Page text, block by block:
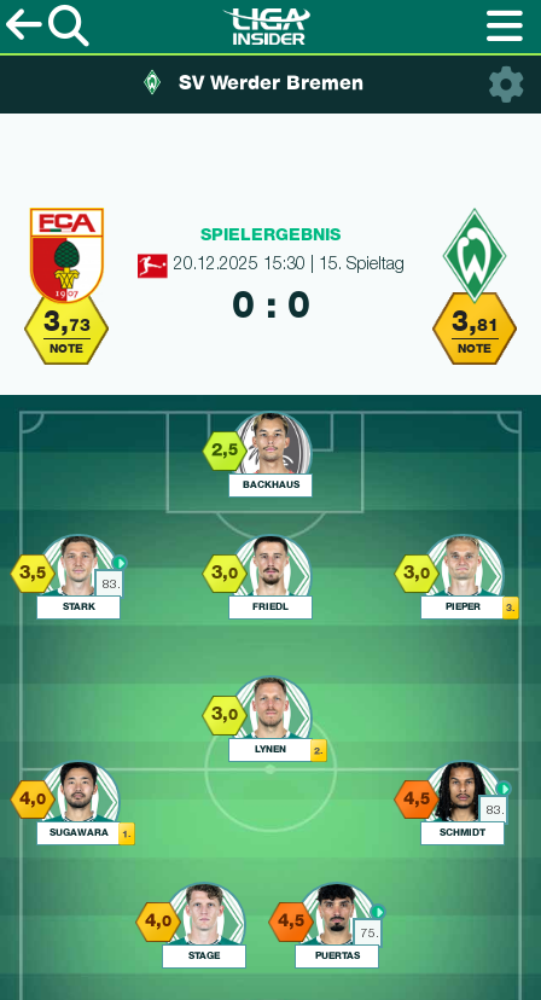
SV Werder Bremen
3,73
NOTE
3,81
NOTE
SPIELERGEBNIS
20.12.2025 15:30 | 15. Spieltag
0 : 0
2,5
BACKHAUS
83.
3,5
STARK
3,0
FRIEDL
3,0
PIEPER 3.
3,0
LYNEN 2.
4,0
SUGAWARA 1.
83.
4,5
SCHMIDT
4,0
STAGE
75.
4,5
PUERTAS